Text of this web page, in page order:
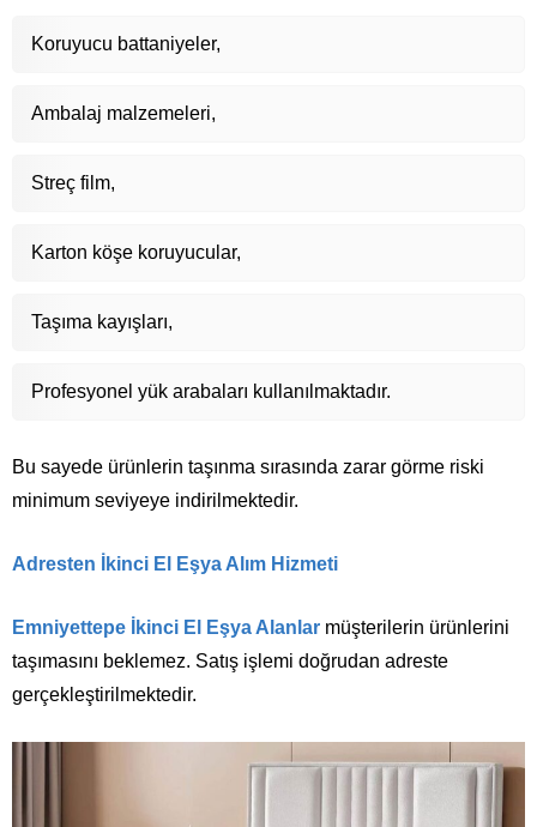
Koruyucu battaniyeler,
Ambalaj malzemeleri,
Streç film,
Karton köşe koruyucular,
Taşıma kayışları,
Profesyonel yük arabaları kullanılmaktadır.
Bu sayede ürünlerin taşınma sırasında zarar görme riski
minimum seviyeye indirilmektedir.
Adresten İkinci El Eşya Alım Hizmeti
Emniyettepe İkinci El Eşya Alanlar müşterilerin ürünlerini
taşımasını beklemez. Satış işlemi doğrudan adreste
gerçekleştirilmektedir.